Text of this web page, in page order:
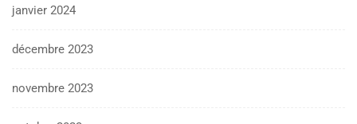
janvier 2024
décembre 2023
novembre 2023